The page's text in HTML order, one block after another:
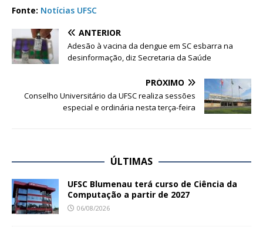
Fonte: Notícias UFSC
ANTERIOR
Adesão à vacina da dengue em SC esbarra na
desinformação, diz Secretaria da Saúde
PRÓXIMO
Conselho Universitário da UFSC realiza sessões
especial e ordinária nesta terça-feira
ÚLTIMAS
UFSC Blumenau terá curso de Ciência da
Computação a partir de 2027
06/08/2026